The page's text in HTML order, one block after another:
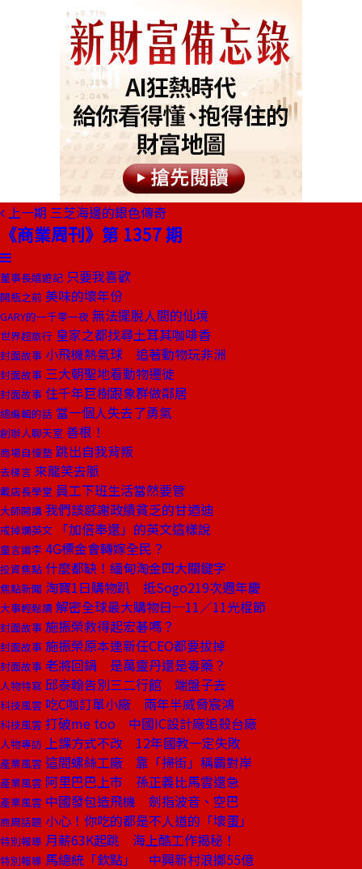
上一期 三芝海邊的銀色傳奇
《商業周刊》第 1357 期
董事長嬉遊記 只要我喜歡
開瓶之前 美味的壞年份
GARY的一千零一夜 無法擺脫人間的仙境
世界超旅行 皇家之都找尋土耳其咖啡香
封面故事 小飛機熱氣球 追著動物玩非洲
封面故事 三大朝聖地看動物遷徙
封面故事 住千年巨樹跟象群做鄰居
總編輯的話 當一個人失去了勇氣
創辦人聊天室 善根！
商場自慢塾 跳出自我背叛
去梯言 來龍笑去脈
戴店長學堂 員工下班生活當然要管
大師開講 我們該感謝政績貧乏的甘迺迪
戒掉爛英文 「加倍奉還」的英文這樣說
童言識李 4G標金會轉嫁全民？
投資焦點 什麼都缺！緬甸淘金四大關鍵字
焦點新聞 淘寶1日購物趴 抵Sogo219次週年慶
大事輕鬆讀 解密全球最大購物日─11／11光棍節
封面故事 施振榮救得起宏碁嗎？
封面故事 施振榮原本連新任CEO都要拔掉
封面故事 老將回鍋 是萬靈丹還是毒藥？
人物特寫 邱泰翰告別三二行館 端盤子去
科技風雲 吃C咖訂單小廠 兩年半威脅宸鴻
科技風雲 打破me too 中國IC設計廠追殺台廠
人物專訪 上課方式不改 12年國教一定失敗
產業風雲 這間螺絲工廠 靠「掃街」稱霸對岸
產業風雲 阿里巴巴上市 孫正義比馬雲還急
產業風雲 中國發包造飛機 劍指波音、空巴
商周話題 小心！你吃的都是不人道的「壞蛋」
特別報導 月薪63K起跳 海上酷工作揭秘！
特別報導 馬總統「欽點」 中興新村浪擲55億